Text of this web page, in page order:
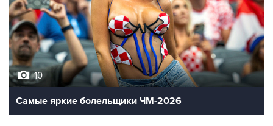
10
Самые яркие болельщики ЧМ-2026